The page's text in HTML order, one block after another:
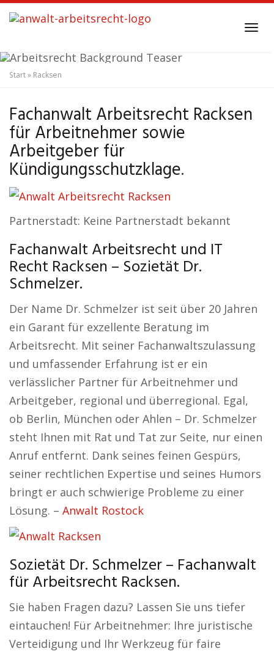
Skip
to
content
Start» Racksen
Fachanwalt Arbeitsrecht Racksen
für Arbeitnehmer sowie
Arbeitgeber für
Kündigungsschutzklage.
Partnerstadt: Keine Partnerstadt bekannt
Fachanwalt Arbeitsrecht und IT
Recht Racksen – Sozietät Dr.
Schmelzer.
Der Name Dr. Schmelzer ist seit über 20 Jahren
ein Garant für exzellente Beratung im
Arbeitsrecht. Mit seiner Fachanwaltszulassung
und umfassender Erfahrung ist er ein
verlässlicher Partner für Arbeitnehmer und
Arbeitgeber, regional und überregional. Egal,
ob Berlin, München oder Ahlen – Dr. Schmelzer
steht Ihnen mit Rat und Tat zur Seite, nur einen
Anruf entfernt. Dank seines feinen Gespürs,
seiner rechtlichen Expertise und seines Humors
bringt er auch schwierige Probleme zu einer
Lösung. – Anwalt Rostock
Sozietät Dr. Schmelzer – Fachanwalt
für Arbeitsrecht Racksen.
Sie haben Fragen dazu? Lassen Sie uns tiefer
eintauchen! Für Arbeitnehmer: Ihre juristische
Verteidigung und Ihr Werkzeug für faire